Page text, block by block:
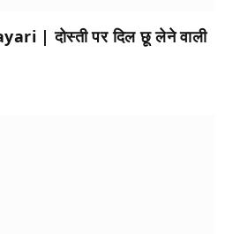
| दोस्ती पर दिल छू लेने वाली